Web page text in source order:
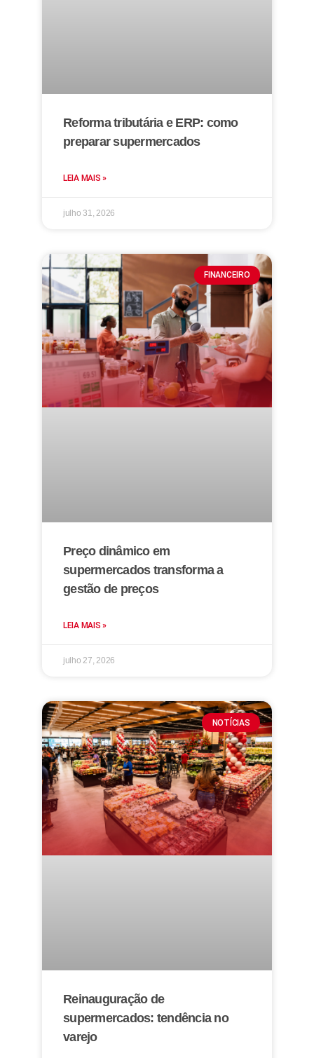
Reforma tributária e ERP: como
preparar supermercados
LEIA MAIS »
julho 31, 2026
FINANCEIRO
Preço dinâmico em
supermercados transforma a
gestão de preços
LEIA MAIS »
julho 27, 2026
NOTÍCIAS
Reinauguração de
supermercados: tendência no
varejo